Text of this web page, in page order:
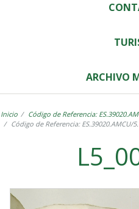
ARCHIVO
Inicio
Código de Referencia:
Código de Referencia: ES.39020.AMCU/